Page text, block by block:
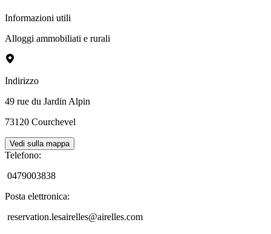
Informazioni utili
Alloggi ammobiliati e rurali
Indirizzo
49 rue du Jardin Alpin
73120 Courchevel
Vedi sulla mappa
Telefono:
0479003838
Posta elettronica:
reservation.lesairelles@airelles.com